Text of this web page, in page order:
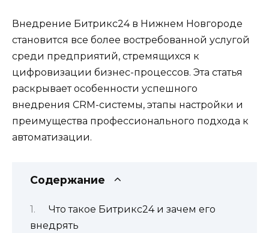
Внедрение Битрикс24 в Нижнем Новгороде
становится все более востребованной услугой
среди предприятий, стремящихся к
цифровизации бизнес-процессов. Эта статья
раскрывает особенности успешного
внедрения CRM-системы, этапы настройки и
преимущества профессионального подхода к
автоматизации.
Содержание
Что такое Битрикс24 и зачем его
внедрять